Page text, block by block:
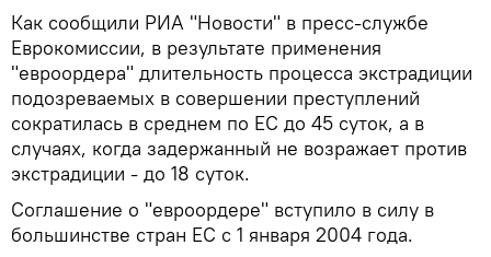
Как сообщили РИА "Новости" в пресс-службе
Еврокомиссии, в результате применения
"евроордера" длительность процесса экстрадиции
подозреваемых в совершении преступлений
сократилась в среднем по ЕС до 45 суток, а в
случаях, когда задержанный не возражает против
экстрадиции - до 18 суток.
Соглашение о "евроордере" вступило в силу в
большинстве стран ЕС с 1 января 2004 года.